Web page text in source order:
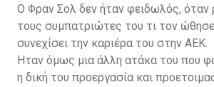
Ο Φραν Σολ δεν ήταν φειδωλός,
τους συμπατριώτες του τι τον
συνεχίσει την καριέρα του στην ΑΕΚ.
Ήταν όμως μια άλλη ατάκα του που
η δική του προεργασία και